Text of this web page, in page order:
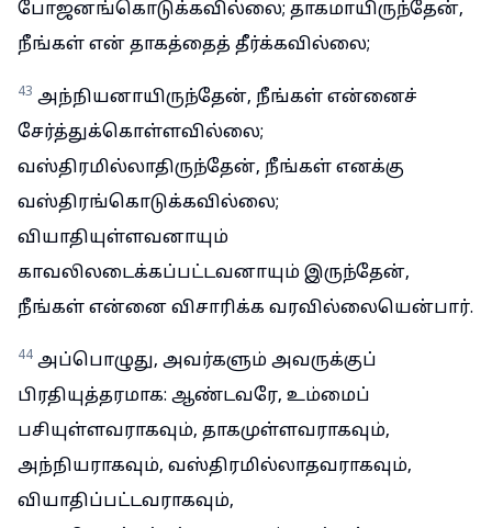
போஜனங்கொடுக்கவில்லை; தாகமாயிருந்தேன்,
நீங்கள் என் தாகத்தைத் தீர்க்கவில்லை;
43 அந்நியனாயிருந்தேன், நீங்கள் என்னைச்
சேர்த்துக்கொள்ளவில்லை;
வஸ்திரமில்லாதிருந்தேன், நீங்கள் எனக்கு
வஸ்திரங்கொடுக்கவில்லை;
வியாதியுள்ளவனாயும்
காவலிலடைக்கப்பட்டவனாயும் இருந்தேன்,
நீங்கள் என்னை விசாரிக்க வரவில்லையென்பார்.
44 அப்பொழுது, அவர்களும் அவருக்குப்
பிரதியுத்தரமாக: ஆண்டவரே, உம்மைப்
பசியுள்ளவராகவும், தாகமுள்ளவராகவும்,
அந்நியராகவும், வஸ்திரமில்லாதவராகவும்,
வியாதிப்பட்டவராகவும்,